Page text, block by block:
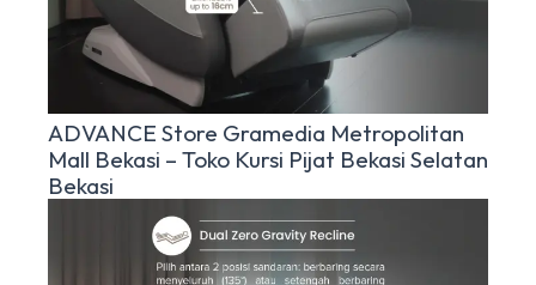
ADVANCE Store Gramedia Metropolitan
Mall Bekasi – Toko Kursi Pijat Bekasi Selatan
Bekasi